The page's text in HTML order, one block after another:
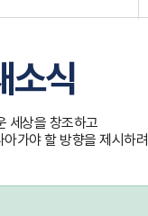
소식
세상을 창조하고
가야 할 방향을 제시하